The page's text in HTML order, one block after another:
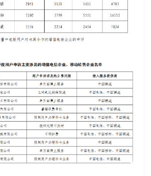
登录即时通讯云